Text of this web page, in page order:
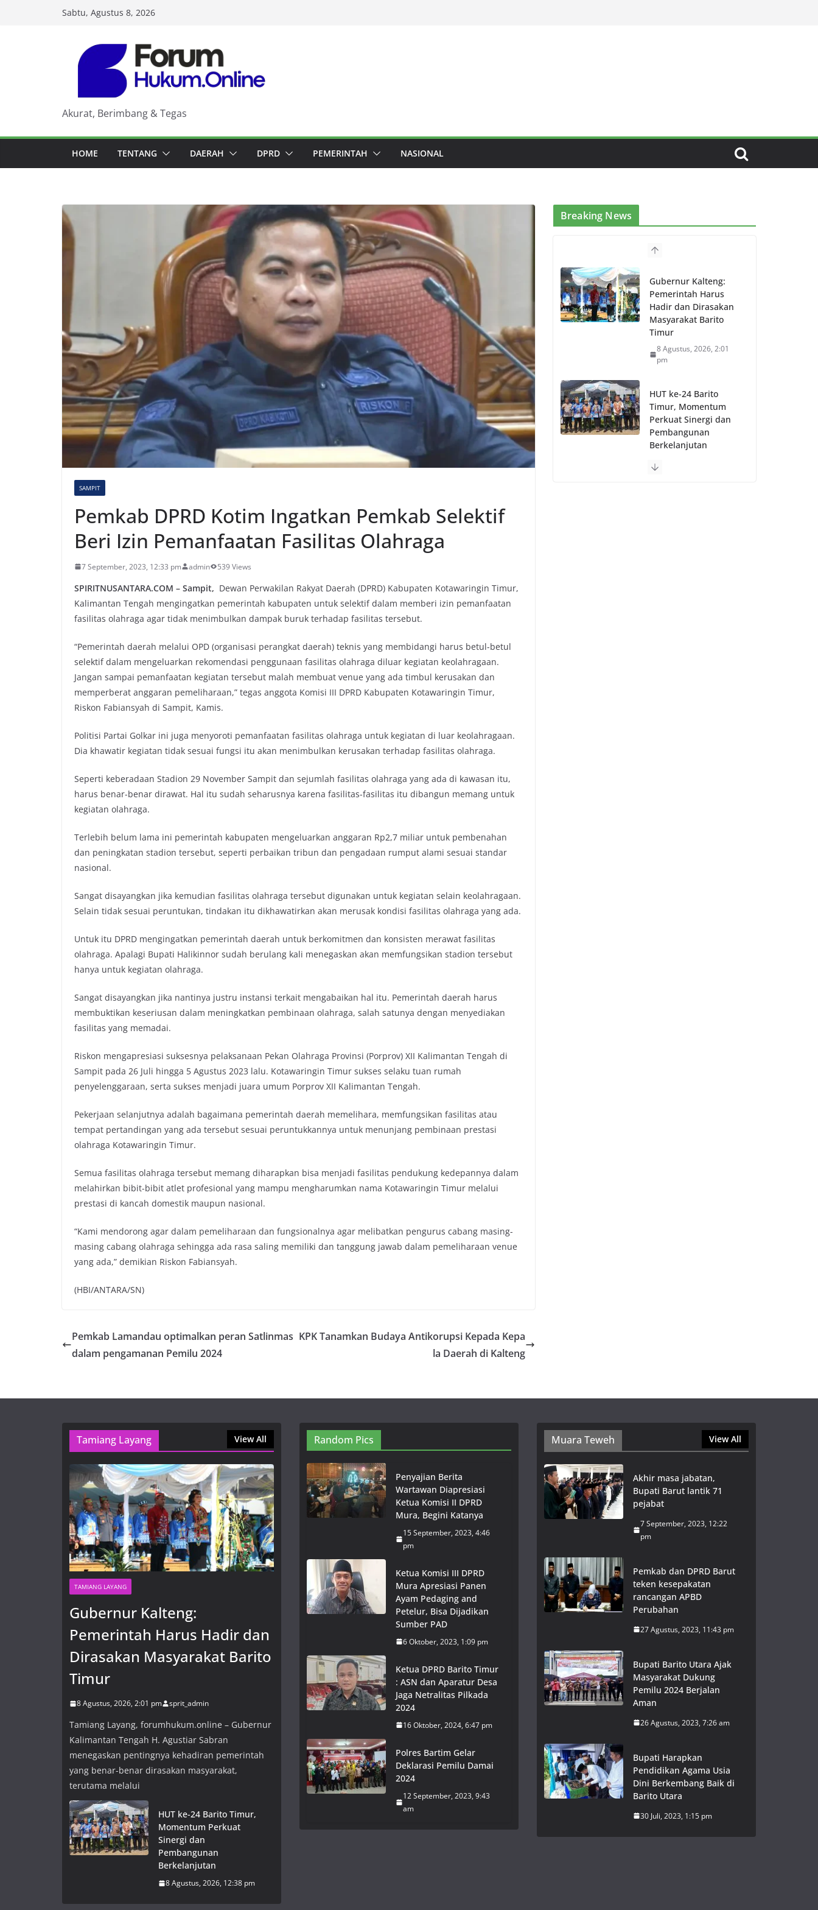
Sabtu, Agustus 8, 2026
Akurat, Berimbang & Tegas
HOME TENTANG DAERAH DPRD PEMERINTAH NASIONAL
SAMPIT
Pemkab DPRD Kotim Ingatkan Pemkab Selektif
Beri Izin Pemanfaatan Fasilitas Olahraga
7 September, 2023, 12:33 pm admin 539 Views
SPIRITNUSANTARA.COM – Sampit, Dewan Perwakilan Rakyat Daerah (DPRD) Kabupaten Kotawaringin Timur,
Kalimantan Tengah mengingatkan pemerintah kabupaten untuk selektif dalam memberi izin pemanfaatan
fasilitas olahraga agar tidak menimbulkan dampak buruk terhadap fasilitas tersebut.
“Pemerintah daerah melalui OPD (organisasi perangkat daerah) teknis yang membidangi harus betul-betul
selektif dalam mengeluarkan rekomendasi penggunaan fasilitas olahraga diluar kegiatan keolahragaan.
Jangan sampai pemanfaatan kegiatan tersebut malah membuat venue yang ada timbul kerusakan dan
memperberat anggaran pemeliharaan,” tegas anggota Komisi III DPRD Kabupaten Kotawaringin Timur,
Riskon Fabiansyah di Sampit, Kamis.
Politisi Partai Golkar ini juga menyoroti pemanfaatan fasilitas olahraga untuk kegiatan di luar keolahragaan.
Dia khawatir kegiatan tidak sesuai fungsi itu akan menimbulkan kerusakan terhadap fasilitas olahraga.
Seperti keberadaan Stadion 29 November Sampit dan sejumlah fasilitas olahraga yang ada di kawasan itu,
harus benar-benar dirawat. Hal itu sudah seharusnya karena fasilitas-fasilitas itu dibangun memang untuk
kegiatan olahraga.
Terlebih belum lama ini pemerintah kabupaten mengeluarkan anggaran Rp2,7 miliar untuk pembenahan
dan peningkatan stadion tersebut, seperti perbaikan tribun dan pengadaan rumput alami sesuai standar
nasional.
Sangat disayangkan jika kemudian fasilitas olahraga tersebut digunakan untuk kegiatan selain keolahragaan.
Selain tidak sesuai peruntukan, tindakan itu dikhawatirkan akan merusak kondisi fasilitas olahraga yang ada.
Untuk itu DPRD mengingatkan pemerintah daerah untuk berkomitmen dan konsisten merawat fasilitas
olahraga. Apalagi Bupati Halikinnor sudah berulang kali menegaskan akan memfungsikan stadion tersebut
hanya untuk kegiatan olahraga.
Sangat disayangkan jika nantinya justru instansi terkait mengabaikan hal itu. Pemerintah daerah harus
membuktikan keseriusan dalam meningkatkan pembinaan olahraga, salah satunya dengan menyediakan
fasilitas yang memadai.
Riskon mengapresiasi suksesnya pelaksanaan Pekan Olahraga Provinsi (Porprov) XII Kalimantan Tengah di
Sampit pada 26 Juli hingga 5 Agustus 2023 lalu. Kotawaringin Timur sukses selaku tuan rumah
penyelenggaraan, serta sukses menjadi juara umum Porprov XII Kalimantan Tengah.
Pekerjaan selanjutnya adalah bagaimana pemerintah daerah memelihara, memfungsikan fasilitas atau
tempat pertandingan yang ada tersebut sesuai peruntukkannya untuk menunjang pembinaan prestasi
olahraga Kotawaringin Timur.
Semua fasilitas olahraga tersebut memang diharapkan bisa menjadi fasilitas pendukung kedepannya dalam
melahirkan bibit-bibit atlet profesional yang mampu mengharumkan nama Kotawaringin Timur melalui
prestasi di kancah domestik maupun nasional.
“Kami mendorong agar dalam pemeliharaan dan fungsionalnya agar melibatkan pengurus cabang masing-
masing cabang olahraga sehingga ada rasa saling memiliki dan tanggung jawab dalam pemeliharaan venue
yang ada,” demikian Riskon Fabiansyah.
(HBI/ANTARA/SN)
Pemkab Lamandau optimalkan peran Satlinmas
dalam pengamanan Pemilu 2024
KPK Tanamkan Budaya Antikorupsi Kepada Kepa
la Daerah di Kalteng
Breaking News
Gubernur Kalteng:
Pemerintah Harus
Hadir dan Dirasakan
Masyarakat Barito
Timur
8 Agustus, 2026, 2:01
pm
HUT ke-24 Barito
Timur, Momentum
Perkuat Sinergi dan
Pembangunan
Berkelanjutan
pm
Tamiang Layang View All
TAMIANG LAYANG
Gubernur Kalteng:
Pemerintah Harus Hadir dan
Dirasakan Masyarakat Barito
Timur
8 Agustus, 2026, 2:01 pm sprit_admin
Tamiang Layang, forumhukum.online – Gubernur
Kalimantan Tengah H. Agustiar Sabran
menegaskan pentingnya kehadiran pemerintah
yang benar-benar dirasakan masyarakat,
terutama melalui
HUT ke-24 Barito Timur,
Momentum Perkuat
Sinergi dan
Pembangunan
Berkelanjutan
8 Agustus, 2026, 12:38 pm
Random Pics
Penyajian Berita
Wartawan Diapresiasi
Ketua Komisi II DPRD
Mura, Begini Katanya
15 September, 2023, 4:46
pm
Ketua Komisi III DPRD
Mura Apresiasi Panen
Ayam Pedaging and
Petelur, Bisa Dijadikan
Sumber PAD
6 Oktober, 2023, 1:09 pm
Ketua DPRD Barito Timur
: ASN dan Aparatur Desa
Jaga Netralitas Pilkada
2024
16 Oktober, 2024, 6:47 pm
Polres Bartim Gelar
Deklarasi Pemilu Damai
2024
12 September, 2023, 9:43
am
Muara Teweh View All
Akhir masa jabatan,
Bupati Barut lantik 71
pejabat
7 September, 2023, 12:22
pm
Pemkab dan DPRD Barut
teken kesepakatan
rancangan APBD
Perubahan
27 Agustus, 2023, 11:43 pm
Bupati Barito Utara Ajak
Masyarakat Dukung
Pemilu 2024 Berjalan
Aman
26 Agustus, 2023, 7:26 am
Bupati Harapkan
Pendidikan Agama Usia
Dini Berkembang Baik di
Barito Utara
30 Juli, 2023, 1:15 pm